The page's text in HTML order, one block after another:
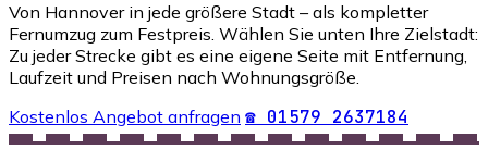
Von Hannover in jede größere Stadt – als kompletter
Fernumzug zum Festpreis. Wählen Sie unten Ihre Zielstadt:
Zu jeder Strecke gibt es eine eigene Seite mit Entfernung,
Laufzeit und Preisen nach Wohnungsgröße.
Kostenlos Angebot anfragen ☎ 01579 2637184